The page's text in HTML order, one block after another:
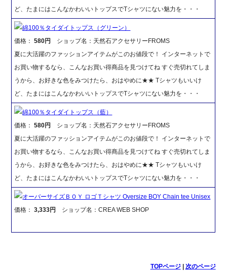
ど、たまにはこんなかわいいトップスでTシャツにない魅力を・・・
綿100％タイダイトップス（グリーン）
価格：580円
ショップ名：天然石アクセサリーFROMS
夏に大活躍のファッションアイテムがこのお値段で！ インターネットで
お買い物するなら、こんなお買い得商品を見つけてね すぐ売切れてしま
うから、お好きな色をみつけたら、おはやめに★★ Tシャツもいいけ
ど、たまにはこんなかわいいトップスでTシャツにない魅力を・・・
綿100％タイダイトップス（藍）
価格：580円
ショップ名：天然石アクセサリーFROMS
夏に大活躍のファッションアイテムがこのお値段で！ インターネットで
お買い物するなら、こんなお買い得商品を見つけてね すぐ売切れてしま
うから、お好きな色をみつけたら、おはやめに★★ Tシャツもいいけ
ど、たまにはこんなかわいいトップスでTシャツにない魅力を・・・
オーバーサイズＢＯＹ ロゴＴシャツ Oversize BOY Chain tee Unisex
価格：3,333円 ショップ名：CREA WEB SHOP
TOPページ| 次のページ